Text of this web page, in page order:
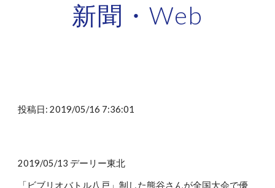
新聞・Web
投稿日: 2019/05/16 7:36:01
2019/05/13 デーリー東北
「ビブリオバトル八戸」制した熊谷さんが全国大会で優